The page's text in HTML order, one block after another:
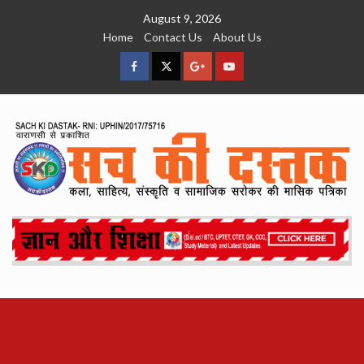
August 9, 2026
Home
Contact Us About Us
facebookTwitterGoogleYouTube